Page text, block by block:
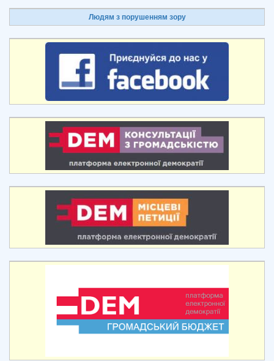
Людям з порушенням зору